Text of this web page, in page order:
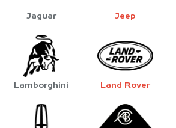
Jaguar Jeep
Lamborghini Land Rover